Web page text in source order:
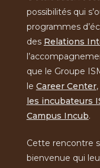
possibilités qui
programmes
des Relations
que le Groupe
le Career Center
les incubateurs
Campus Incub.
Cette rencontre
bienvenue qui